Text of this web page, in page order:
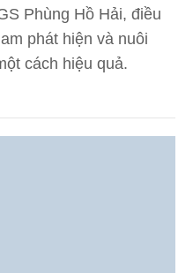
Phùng Hồ Hải, điều
phát hiện và nuôi
cách hiệu quả.